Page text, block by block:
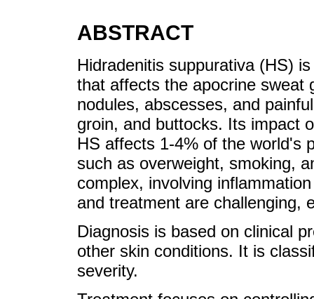
ABSTRACT
Hidradenitis suppurativa (HS)
that affects the apocrine sweat
nodules, abscesses, and
groin, and buttocks. Its impact
HS affects 1-4% of the world's
such as overweight, smoking,
complex, involving
and treatment are challenging,
Diagnosis is based on clinical
other skin conditions. It is
severity.